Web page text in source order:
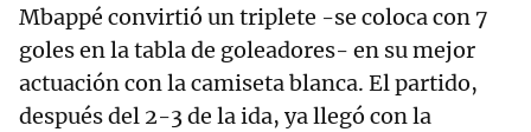
Mbappé convirtió un triplete -se coloca con 7
goles en la tabla de goleadores- en su mejor
actuación con la camiseta blanca. El partido,
después del 2-3 de la ida, ya llegó con la